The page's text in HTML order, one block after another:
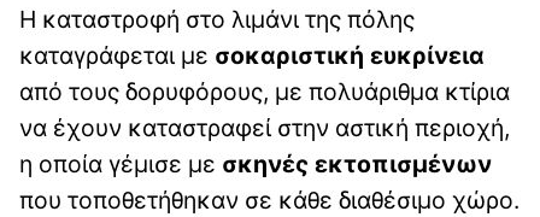
Η καταστροφή στο λιμάνι της πόλης
καταγράφεται με σοκαριστική ευκρίνεια
από τους δορυφόρους, με πολυάριθμα κτίρια
να έχουν καταστραφεί στην αστική περιοχή,
η οποία γέμισε με σκηνές εκτοπισμένων
που τοποθετήθηκαν σε κάθε διαθέσιμο χώρο.